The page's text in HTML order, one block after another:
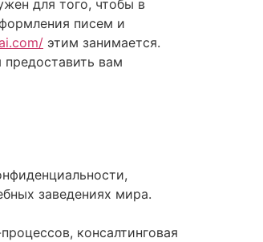
для того, чтобы в
писем и
этим занимается.
вам
заведениях мира.
консалтинговая